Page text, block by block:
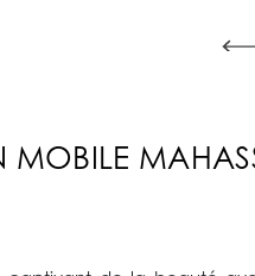
MOBILE